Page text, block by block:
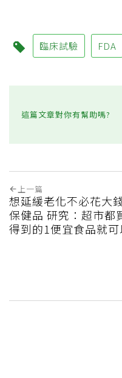
臨床試驗 FDA
這篇文章對你有幫助嗎?
上一篇
想延緩老化不必花大
保健品 研究：超市都
得到的1便宜食品就可